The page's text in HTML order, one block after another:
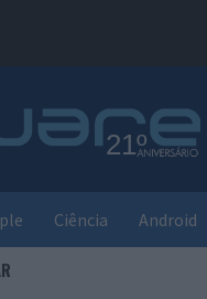
Ciência Android